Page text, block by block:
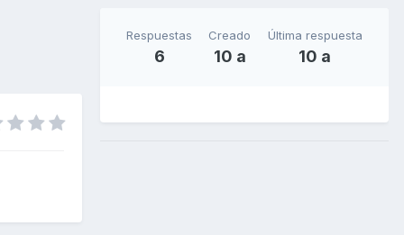
Respuestas
6
Creado
10 a
Última respuesta
10 a